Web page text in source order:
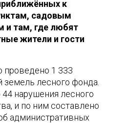
к
садовым
и там, где любят
жители и гости
1 333
земель лесного фонда.
нарушения лесного
и по ним составлено
административных